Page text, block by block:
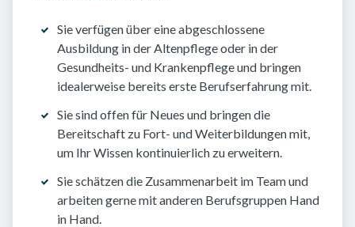
Sie verfügen über eine abgeschlossene
Ausbildung in der Altenpflege oder in der
Gesundheits- und Krankenpflege und bringen
idealerweise bereits erste Berufserfahrung mit.
Sie sind offen für Neues und bringen die
Bereitschaft zu Fort- und Weiterbildungen mit,
um Ihr Wissen kontinuierlich zu erweitern.
Sie schätzen die Zusammenarbeit im Team und
arbeiten gerne mit anderen Berufsgruppen Hand
in Hand.